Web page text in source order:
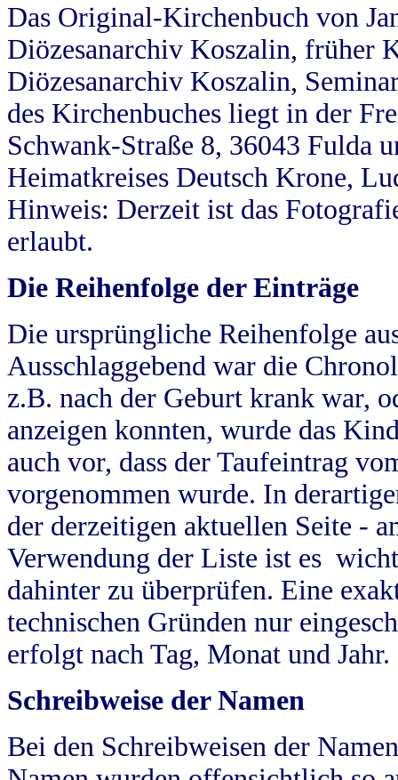
Das Original-Kirchenbuch von
Diözesanarchiv Koszalin, früher
Diözesanarchiv Koszalin,
des Kirchenbuches liegt in der
Schwank-Straße 8, 36043 Fulda
Heimatkreises Deutsch Krone,
Hinweis: Derzeit ist das
erlaubt.
Die Reihenfolge der Einträge
Die ursprüngliche Reihenfolge
Ausschlaggebend war die
z.B. nach der Geburt krank war,
anzeigen konnten, wurde das
auch vor, dass der Taufeintrag
vorgenommen wurde. In
der derzeitigen aktuellen Seite -
Verwendung der Liste ist es
dahinter zu überprüfen. Eine
technischen Gründen nur
erfolgt nach Tag, Monat und Jahr.
Schreibweise der Namen
Bei den Schreibweisen der